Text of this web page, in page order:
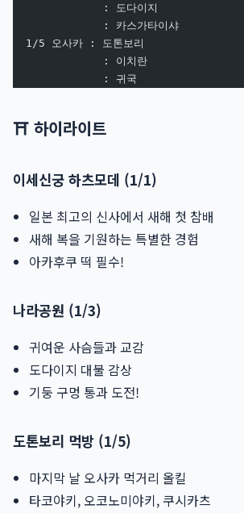
              : 도다이지
              : 카스가타이샤
  1/5 오사카 : 도톤보리
              : 이치란
              : 귀국
⛩️ 하이라이트
이세신궁 하츠모데 (1/1)
일본 최고의 신사에서 새해 첫 참배
새해 복을 기원하는 특별한 경험
아카후쿠 떡 필수!
나라공원 (1/3)
귀여운 사슴들과 교감
도다이지 대불 감상
기둥 구멍 통과 도전!
도톤보리 먹방 (1/5)
마지막 날 오사카 먹거리 올킬
타코야키, 오코노미야키, 쿠시카츠